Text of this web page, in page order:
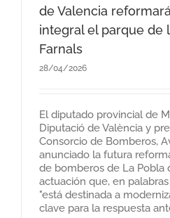
de Valencia
integral el parque de
Farnals
28/04/2026
El diputado provincial de
Diputació de València y
Consorcio de Bomberos,
anunciado la futura
de bomberos de La Pobla
actuación que, en
"está destinada a
clave para la respuesta